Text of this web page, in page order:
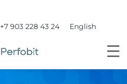
+7 903 228 43 24 English